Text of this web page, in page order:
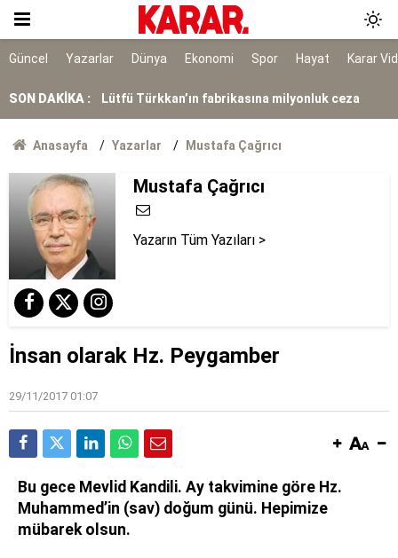
Güncel Yazarlar Dünya Ekonomi Spor Hayat Karar
SON DAKİKA :
İmamoğlu’ndan ‘çerçeve yasa’ mesajı: Özel’in
kararlılığını destekliyorum
Nefes kesen kovalamaca
Lütfü Türkkan’ın fabrikasına milyonluk ceza
menfaatine
Konya Kapalı Ceza İnfaz Kurumunda isyan
iddiası paylaşımlarına soruşturma
Anasayfa Yazarlar Mustafa Çağrıcı
Mustafa Çağrıcı
Yazarın Tüm Yazıları >
İnsan olarak Hz. Peygamber
29/11/2017 01:07
Bu gece Mevlid Kandili. Ay takvimine göre Hz.
Muhammed’in (sav) doğum günü. Hepimize
mübarek olsun.